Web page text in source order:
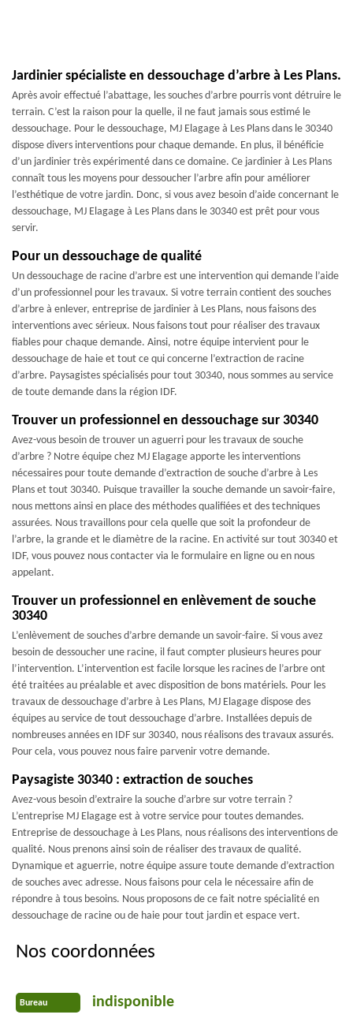
Jardinier spécialiste en dessouchage d’arbre à Les Plans.
Après avoir effectué l’abattage, les souches d’arbre pourris vont détruire le
terrain. C’est la raison pour la quelle, il ne faut jamais sous estimé le
dessouchage. Pour le dessouchage, MJ Elagage à Les Plans dans le 30340
dispose divers interventions pour chaque demande. En plus, il bénéficie
d’un jardinier très expérimenté dans ce domaine. Ce jardinier à Les Plans
connaît tous les moyens pour dessoucher l’arbre afin pour améliorer
l’esthétique de votre jardin. Donc, si vous avez besoin d’aide concernant le
dessouchage, MJ Elagage à Les Plans dans le 30340 est prêt pour vous
servir.
Pour un dessouchage de qualité
Un dessouchage de racine d’arbre est une intervention qui demande l’aide
d’un professionnel pour les travaux. Si votre terrain contient des souches
d’arbre à enlever, entreprise de jardinier à Les Plans, nous faisons des
interventions avec sérieux. Nous faisons tout pour réaliser des travaux
fiables pour chaque demande. Ainsi, notre équipe intervient pour le
dessouchage de haie et tout ce qui concerne l’extraction de racine
d’arbre. Paysagistes spécialisés pour tout 30340, nous sommes au service
de toute demande dans la région IDF.
Trouver un professionnel en dessouchage sur 30340
Avez-vous besoin de trouver un aguerri pour les travaux de souche
d’arbre ? Notre équipe chez MJ Elagage apporte les interventions
nécessaires pour toute demande d’extraction de souche d’arbre à Les
Plans et tout 30340. Puisque travailler la souche demande un savoir-faire,
nous mettons ainsi en place des méthodes qualifiées et des techniques
assurées. Nous travaillons pour cela quelle que soit la profondeur de
l’arbre, la grande et le diamètre de la racine. En activité sur tout 30340 et
IDF, vous pouvez nous contacter via le formulaire en ligne ou en nous
appelant.
Trouver un professionnel en enlèvement de souche
30340
L’enlèvement de souches d’arbre demande un savoir-faire. Si vous avez
besoin de dessoucher une racine, il faut compter plusieurs heures pour
l’intervention. L’intervention est facile lorsque les racines de l’arbre ont
été traitées au préalable et avec disposition de bons matériels. Pour les
travaux de dessouchage d’arbre à Les Plans, MJ Elagage dispose des
équipes au service de tout dessouchage d’arbre. Installées depuis de
nombreuses années en IDF sur 30340, nous réalisons des travaux assurés.
Pour cela, vous pouvez nous faire parvenir votre demande.
Paysagiste 30340 : extraction de souches
Avez-vous besoin d’extraire la souche d’arbre sur votre terrain ?
L’entreprise MJ Elagage est à votre service pour toutes demandes.
Entreprise de dessouchage à Les Plans, nous réalisons des interventions de
qualité. Nous prenons ainsi soin de réaliser des travaux de qualité.
Dynamique et aguerrie, notre équipe assure toute demande d’extraction
de souches avec adresse. Nous faisons pour cela le nécessaire afin de
répondre à tous besoins. Nous proposons de ce fait notre spécialité en
dessouchage de racine ou de haie pour tout jardin et espace vert.
Nos coordonnées
Bureau indisponible